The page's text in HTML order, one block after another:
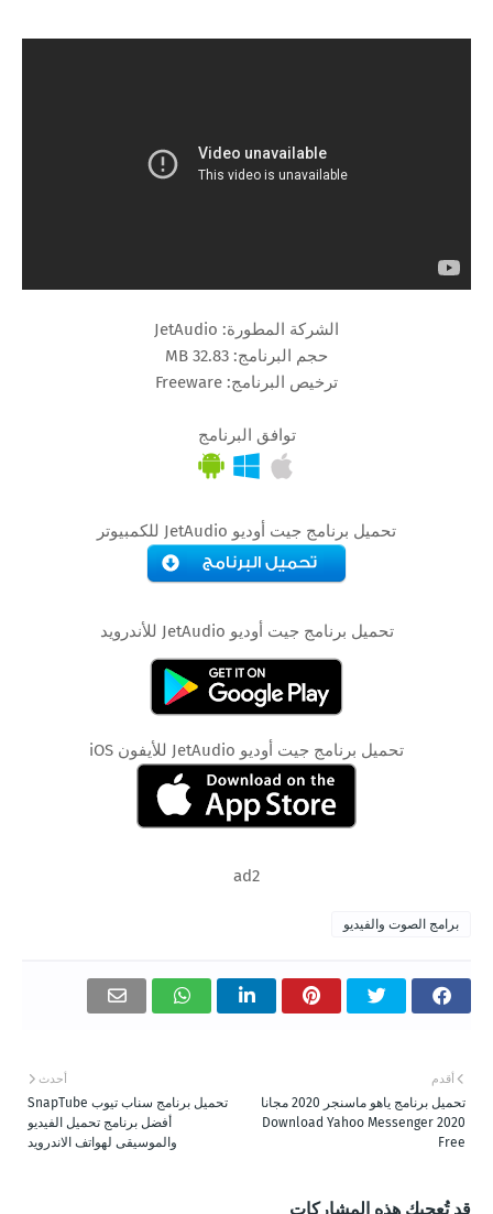
الشركة المطورة: JetAudio
حجم البرنامج: 32.83 MB
ترخيص البرنامج: Freeware
توافق البرنامج
تحميل برنامج جيت أوديو JetAudio للكمبيوتر
تحميل برنامج جيت أوديو JetAudio للأندرويد
تحميل برنامج جيت أوديو JetAudio للأيفون iOS
ad2
برامج الصوت والفيديو
أحدث
تحميل برنامج سناب تيوب SnapTube
أفضل برنامج تحميل الفيديو
والموسيقى لهواتف الاندرويد
أقدم
تحميل برنامج ياهو ماسنجر 2020 مجانا
Download Yahoo Messenger 2020
Free
قد تُعجبك هذه المشاركات